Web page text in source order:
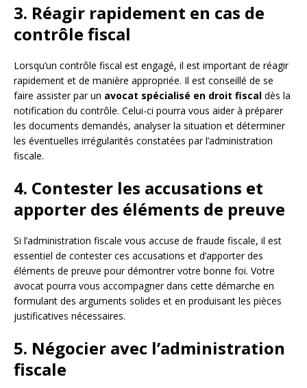
3. Réagir rapidement en cas de
contrôle fiscal
Lorsqu’un contrôle fiscal est engagé, il est important de réagir
rapidement et de manière appropriée. Il est conseillé de se
faire assister par un avocat spécialisé en droit fiscal dès la
notification du contrôle. Celui-ci pourra vous aider à préparer
les documents demandés, analyser la situation et déterminer
les éventuelles irrégularités constatées par l’administration
fiscale.
4. Contester les accusations et
apporter des éléments de preuve
Si l’administration fiscale vous accuse de fraude fiscale, il est
essentiel de contester ces accusations et d’apporter des
éléments de preuve pour démontrer votre bonne foi. Votre
avocat pourra vous accompagner dans cette démarche en
formulant des arguments solides et en produisant les pièces
justificatives nécessaires.
5. Négocier avec l’administration
fiscale